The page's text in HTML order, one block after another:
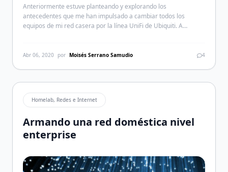
Anteriormente estuve planteando y explorando los
antecedentes que me han impulsado a cambiar todos los
equipos de mi red casera por la línea UniFi de Ubiquiti. A
15 a 20 dispositivos […]
Abr 06, 2020 por Moisés Serrano Samudio 4
Homelab, Redes e Internet
Armando una red doméstica nivel
enterprise